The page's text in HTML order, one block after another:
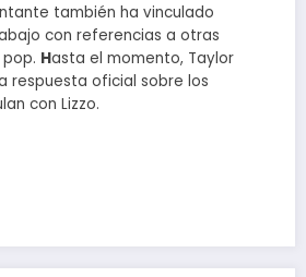
también ha vinculado
con referencias a otras
Hasta el momento, Taylor
respuesta oficial sobre los
con Lizzo.